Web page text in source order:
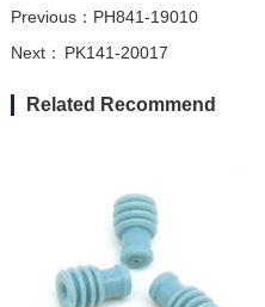
Previous： PH841-19010
Next： PK141-20017
Related Recommend